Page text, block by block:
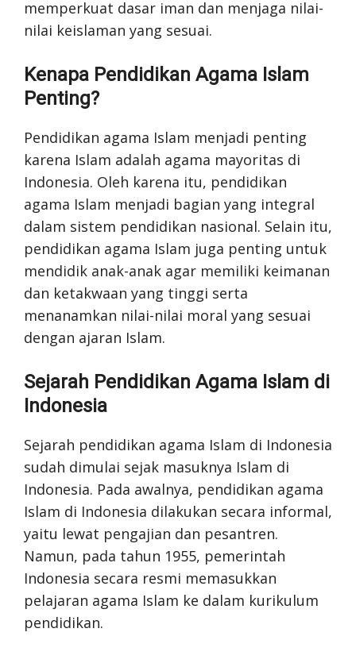
memperkuat dasar iman dan menjaga nilai-
nilai keislaman yang sesuai.
Kenapa Pendidikan Agama Islam
Penting?
Pendidikan agama Islam menjadi penting
karena Islam adalah agama mayoritas di
Indonesia. Oleh karena itu, pendidikan
agama Islam menjadi bagian yang integral
dalam sistem pendidikan nasional. Selain itu,
pendidikan agama Islam juga penting untuk
mendidik anak-anak agar memiliki keimanan
dan ketakwaan yang tinggi serta
menanamkan nilai-nilai moral yang sesuai
dengan ajaran Islam.
Sejarah Pendidikan Agama Islam di
Indonesia
Sejarah pendidikan agama Islam di Indonesia
sudah dimulai sejak masuknya Islam di
Indonesia. Pada awalnya, pendidikan agama
Islam di Indonesia dilakukan secara informal,
yaitu lewat pengajian dan pesantren.
Namun, pada tahun 1955, pemerintah
Indonesia secara resmi memasukkan
pelajaran agama Islam ke dalam kurikulum
pendidikan.